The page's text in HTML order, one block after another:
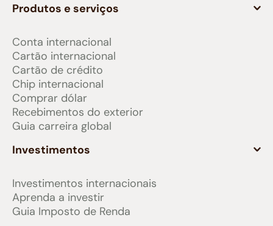
Produtos e serviços
Conta internacional
Cartão internacional
Cartão de crédito
Chip internacional
Comprar dólar
Recebimentos do exterior
Guia carreira global
Investimentos
Investimentos internacionais
Aprenda a investir
Guia Imposto de Renda